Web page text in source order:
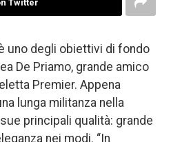
Twitter
uno degli obiettivi di fondo
De Priamo, grande amico
Premier. Appena
lunga militanza nella
principali qualità: grande
nei modi. “In